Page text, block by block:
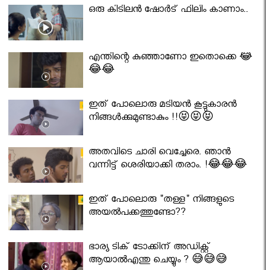
ഒരു കിടിലൻ ഷോർട് ഫിലിം കാണാം..
എന്തിന്റെ കുഞ്ഞാണോ ഇതൊക്കെ 😂
😂😂
ഇത് പോലൊരു മടിയൻ കൂട്ടുകാരൻ
നിങ്ങൾക്കുമുണ്ടാകും !!😝😝😝
അതവിടെ ചാരി വെച്ചേരെ. ഞാൻ
വന്നിട്ട് ശെരിയാക്കി തരാം. !😂😂😂
ഇത് പോലൊരു "തള്ള" നിങ്ങളുടെ
അയല്‍പക്കത്തുണ്ടോ??
ഭാര്യ ടിക് ടോക്കിന് അഡിക്റ്റ്
ആയാൽഎന്തു ചെയ്യും ? 😅😅😅